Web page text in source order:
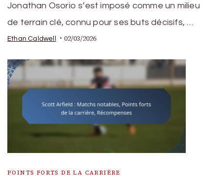
Jonathan Osorio s’est imposé comme un milieu
de terrain clé, connu pour ses buts décisifs, …
Ethan Caldwell 02/03/2026
POINTS FORTS DE LA CARRIÈRE